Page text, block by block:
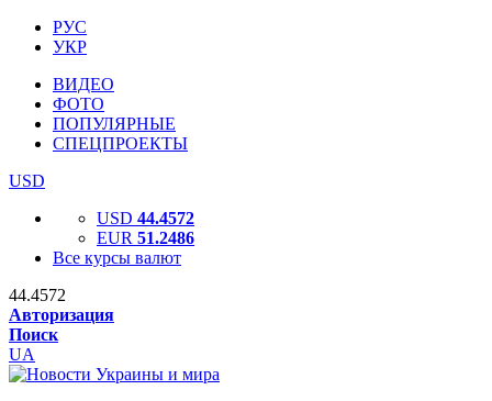
РУС
УКР
ВИДЕО
ФОТО
ПОПУЛЯРНЫЕ
СПЕЦПРОЕКТЫ
USD
USD 44.4572
EUR 51.2486
Все курсы валют
44.4572
Авторизация
Поиск
UA